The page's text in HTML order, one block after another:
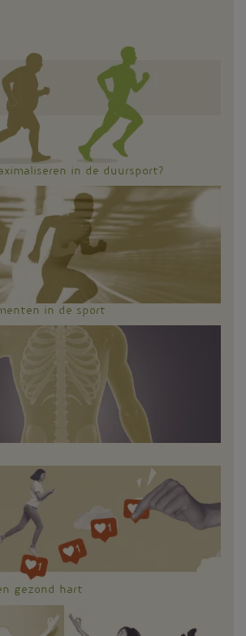
in de duursport?
in de sport
gezond hart